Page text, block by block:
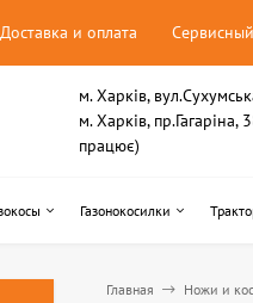
Доставка и оплата
м. Харків,
м. Харків, пр.Гагаріна,
працює)
Газонокосилки
Главная Ножи и